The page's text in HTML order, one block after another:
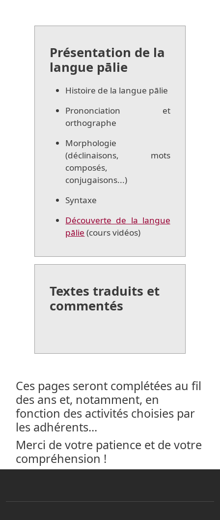
Présentation de la
langue pālie
Histoire de la langue pālie
Prononciation et
orthographe
Morphologie
(déclinaisons, mots
composés,
conjugaisons...)
Syntaxe
Découverte de la langue
pālie (cours vidéos)
Textes traduits et
commentés
Ces pages seront complétées au fil
des ans et, notamment, en
fonction des activités choisies par
les adhérents...
Merci de votre patience et de votre
compréhension !